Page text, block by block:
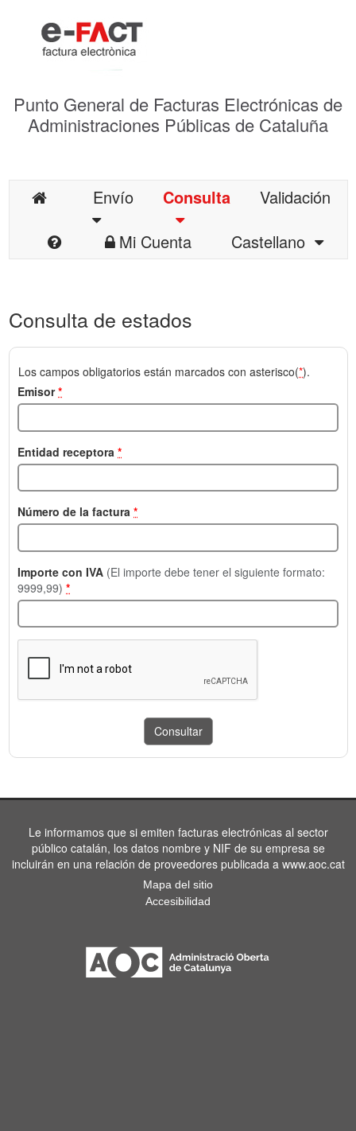
Punto General de Facturas Electrónicas de
Administraciones Públicas de Cataluña
Envío Consulta
Validación
Mi Cuenta
Castellano
Consulta de estados
Los campos obligatorios están marcados con asterisco(*).
Emisor*
Entidad receptora *
Número de la factura *
Importe con IVA (El importe debe tener el siguiente formato:
9999,99) *
Le informamos que si emiten facturas electrónicas al sector
público catalán, los datos nombre y NIF de su empresa se
incluirán en una relación de proveedores publicada a www.aoc.cat
Mapa del sitio
Accesibilidad